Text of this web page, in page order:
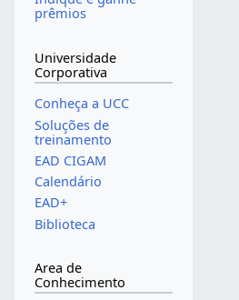
prêmios
Universidade
Corporativa
Conheça a UCC
Soluções de
treinamento
EAD CIGAM
Calendário
EAD+
Biblioteca
Area de
Conhecimento